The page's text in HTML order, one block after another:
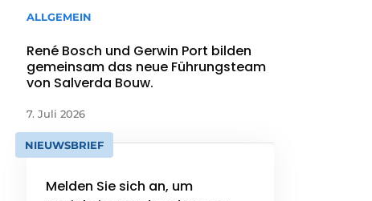
ALLGEMEIN
René Bosch und Gerwin Port bilden
gemeinsam das neue Führungsteam
von Salverda Bouw.
7. Juli 2026
NIEUWSBRIEF
Melden Sie sich an, um